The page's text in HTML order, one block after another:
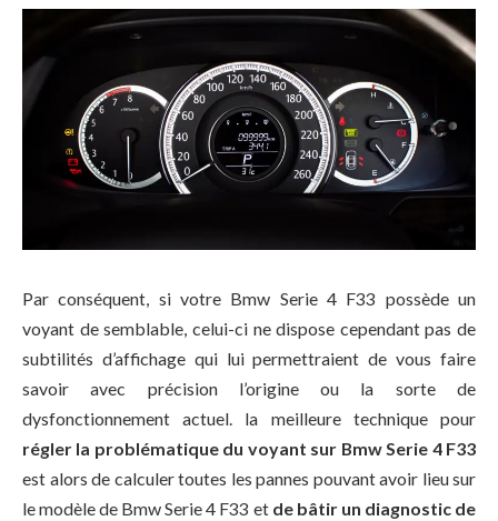
Par conséquent, si votre Bmw Serie 4 F33 possède un
voyant de semblable, celui-ci ne dispose cependant pas de
subtilités d’affichage qui lui permettraient de vous faire
savoir avec précision l’origine ou la sorte de
dysfonctionnement actuel. la meilleure technique pour
régler la problématique du voyant sur Bmw Serie 4 F33
est alors de calculer toutes les pannes pouvant avoir lieu sur
le modèle de Bmw Serie 4 F33 et de bâtir un diagnostic de